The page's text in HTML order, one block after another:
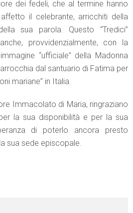
dei fedeli, che al termine hanno
il celebrante, arricchiti della
sua parola. Questo “Tredici”
provvidenzialmente, con la
“ufficiale” della Madonna
dal santuario di Fatima per
mariane” in Italia.
Immacolato di Maria, ringraziano
la sua disponibilità e per la sua
di poterlo ancora presto
sua sede episcopale.